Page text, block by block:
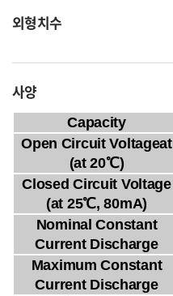
외형치수
사양
Capacity
Open Circuit Voltageat
(at 20℃)
Closed Circuit Voltage
(at 25℃, 80mA)
Nominal Constant
Current Discharge
Maximum Constant
Current Discharge